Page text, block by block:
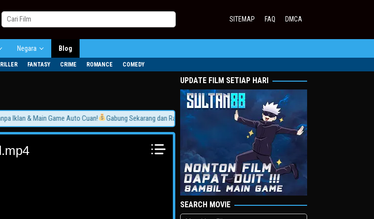
SITEMAP FAQ DMCA
Negara Blog
FANTASY CRIME ROMANCE COMEDY
Iklan & Main Game Auto Cuan! Gabung Sekarang dan Rasakan Sensasi Jadi Sultan!
UPDATE FILM SETIAP HARI
SEARCH MOVIE